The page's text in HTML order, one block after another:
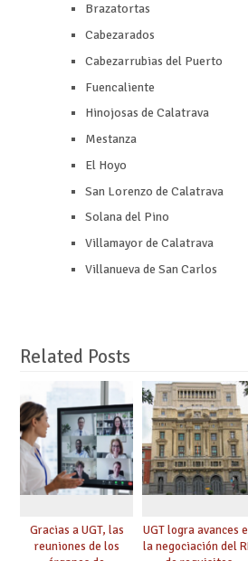
Brazatortas
Cabezarados
Cabezarrubias del Puerto
Fuencaliente
Hinojosas de Calatrava
Mestanza
El Hoyo
San Lorenzo de Calatrava
Solana del Pino
Villamayor de Calatrava
Villanueva de San Carlos
Related Posts
Gracias a UGT, las
reuniones de los
UGT logra avances
la negociación del